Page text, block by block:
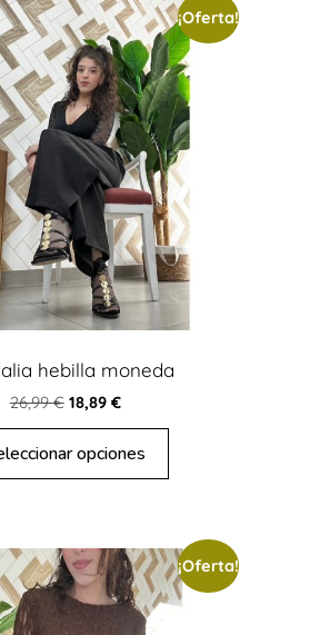
¡Oferta!
hebilla moneda
26,99€ 18,89 €
opciones
¡Oferta!